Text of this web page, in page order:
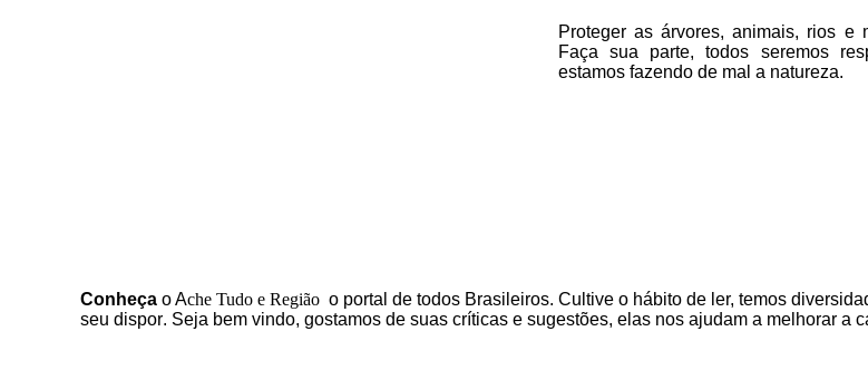
Proteger as árvores, animais, rios e
Faça sua parte, todos seremos
estamos fazendo de mal a natureza.
Conheça oAche Tudo e Região o portal de todos Brasileiros. Cultive o hábito de ler, temos
seu dispor. Seja bem vindo, gostamos de suas críticas e sugestões, elas nos ajudam a melhorar a